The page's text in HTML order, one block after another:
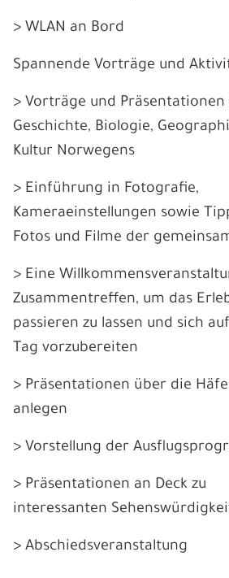
> WLAN an Bord
Spannende Vorträge und
> Vorträge und
Geschichte, Biologie,
Kultur Norwegens
> Einführung in Fotografie,
Kameraeinstellungen sowie
Fotos und Filme der
> Eine
Zusammentreffen, um das
passieren zu lassen und sich
Tag vorzubereiten
> Präsentationen über die
anlegen
> Vorstellung der
> Präsentationen an Deck zu
interessanten
> Abschiedsveranstaltung